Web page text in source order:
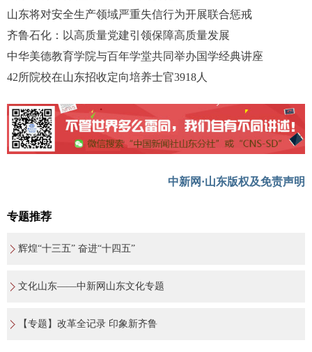
山东将对安全生产领域严重失信行为开展联合惩戒
齐鲁石化：以高质量党建引领保障高质量发展
中华美德教育学院与百年学堂共同举办国学经典讲座
42所院校在山东招收定向培养士官3918人
中新网·山东版权及免责声明
专题推荐
辉煌“十三五” 奋进“十四五”
文化山东——中新网山东文化专题
【专题】改革全记录 印象新齐鲁